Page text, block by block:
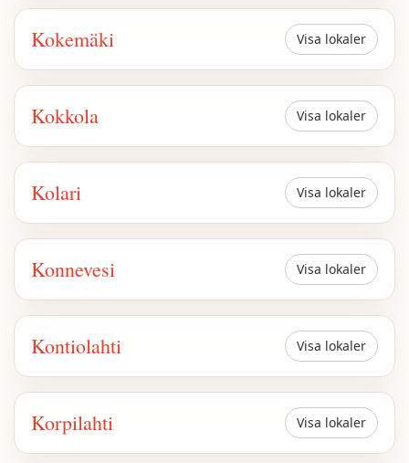
Kokemäki Visa lokaler
Kokkola Visa lokaler
Kolari Visa lokaler
Konnevesi Visa lokaler
Kontiolahti Visa lokaler
Korpilahti Visa lokaler